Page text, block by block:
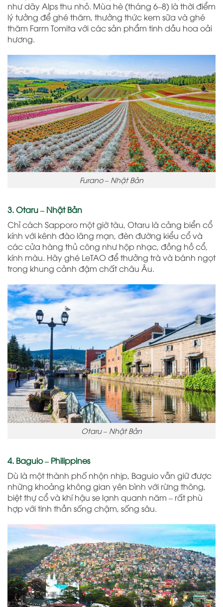
như dãy Alps thu nhỏ. Mùa hè (tháng 6–8) là thời điểm
lý tưởng để ghé thăm, thưởng thức kem sữa và ghé
thăm Farm Tomita với các sản phẩm tinh dầu hoa oải
hương.
Furano – Nhật Bản
3. Otaru – Nhật Bản
Chỉ cách Sapporo một giờ tàu, Otaru là cảng biển cổ
kính với kênh đào lãng mạn, đèn đường kiểu cổ và
các cửa hàng thủ công như hộp nhạc, đồng hồ cổ,
kính màu. Hãy ghé LeTAO để thưởng trà và bánh ngọt
trong khung cảnh đậm chất châu Âu.
Otaru – Nhật Bản
4. Baguio – Philippines
Dù là một thành phố nhộn nhịp, Baguio vẫn giữ được
những khoảng không gian yên bình với rừng thông,
biệt thự cổ và khí hậu se lạnh quanh năm – rất phù
hợp với tinh thần sống chậm, sống sâu.